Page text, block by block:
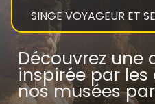
SINGE VOYAGEUR ET
Découvrez une
inspirée par
nos musées